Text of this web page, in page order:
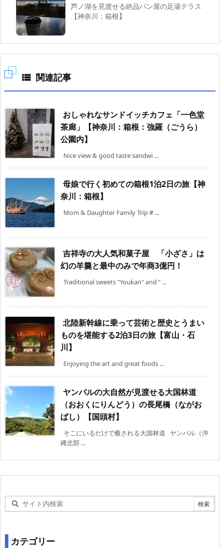
芦ノ湖を見渡せる絶品パン屋の足湯テラス
【神奈川：箱根】
 関連記事
おしゃれなサンドイッチカフェ「一色堂
茶廊」【神奈川：箱根：強羅（ごうら）
公園内】
Nice view & good taste sandwi ...
母娘で行く初めての箱根1泊2日の旅【神
奈川：箱根】
Mom & Daughter Family Trip # ...
吉祥寺の大人気和菓子屋 「小ざさ」は
幻の羊羹と最中のみで年商3億円！
Traditional sweets "Youkan" and " ...
北陸新幹線に乗って芸術と歴史とうまい
ものを堪能する2泊3日の旅【富山・石
川】
Enjoying the art and great foods ...
ヤンバルの大自然が見渡せる大国林道
（おおくにりんどう）の長尾橋（ながお
ばし）【国頭村】
そこにいるだけで癒される大国林道 ヤンバル（沖
縄北部 ...
カテゴリー